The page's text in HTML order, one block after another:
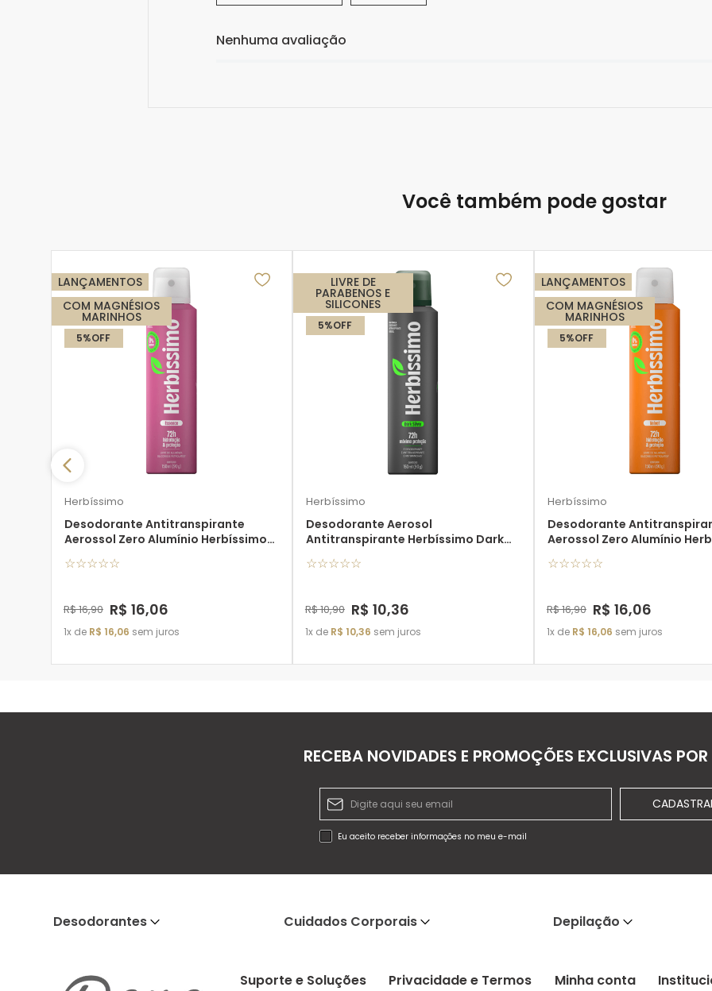
Nenhuma avaliação
Você também pode gostar
LANÇAMENTOS
COM MAGNÉSIOS
MARINHOS
5%OFF
Herbíssimo
Desodorante Antitranspirante
Aerossol Zero Alumínio Herbíssimo
☆☆☆☆☆
R$16,90 R$ 16,06
1 de R$ 16,06 sem juros
LIVRE DE
PARABENOS E
SILICONES
5%OFF
Herbíssimo
Desodorante Aerosol
Antitranspirante Herbíssimo Dark
☆☆☆☆☆
R$10,90 R$ 10,36
1 de R$ 10,36 sem juros
LANÇAMENTOS
COM MAGNÉSIOS
MARINHOS
5%OFF
Herbíssimo
Desodorante
Aerossol Zero Alumínio
☆☆☆☆☆
R$16,90 R$ 16,06
1 de R$ 16,06 sem juros
RECEBA NOVIDADES E PROMOÇÕES EXCLUSIVAS
Eu aceito receber informações no meu e-mail
Desodorantes Cuidados Corporais Depilação
Suporte e Soluções Privacidade e Termos Minha conta